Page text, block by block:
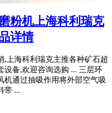
粉机上海科利瑞克
详情
,上海科利瑞克主推各种矿石超
设备,欢迎咨询选购 ... 三层环
机通过抽吸作用将外部空气吸
带 ...